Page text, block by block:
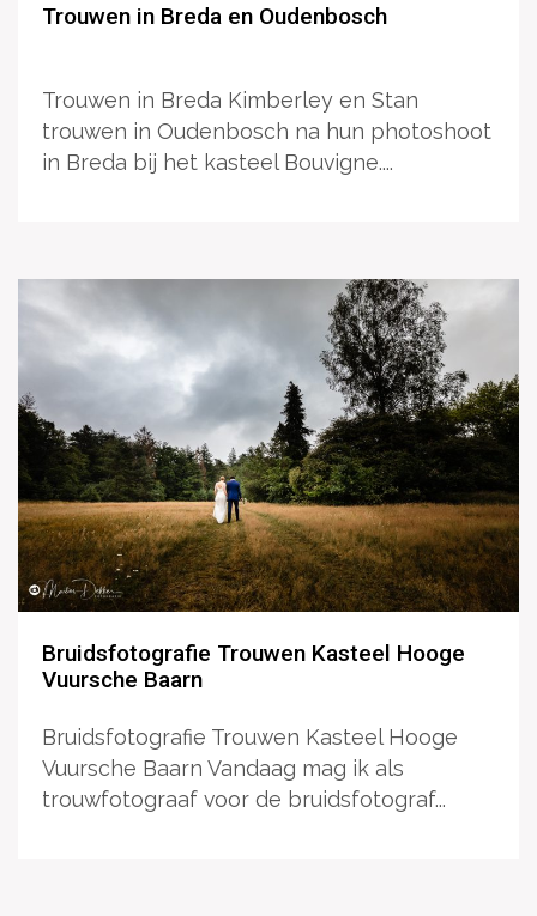
Trouwen in Breda en Oudenbosch
Trouwen in Breda Kimberley en Stan
trouwen in Oudenbosch na hun photoshoot
in Breda bij het kasteel Bouvigne....
Bruidsfotografie Trouwen Kasteel Hooge
Vuursche Baarn
Bruidsfotografie Trouwen Kasteel Hooge
Vuursche Baarn Vandaag mag ik als
trouwfotograaf voor de bruidsfotograf...